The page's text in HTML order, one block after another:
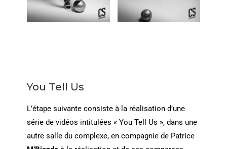
You Tell Us
L’étape suivante consiste à la réalisation d’une
série de vidéos intitulées « You Tell Us », dans une
autre salle du complexe, en compagnie de Patrice